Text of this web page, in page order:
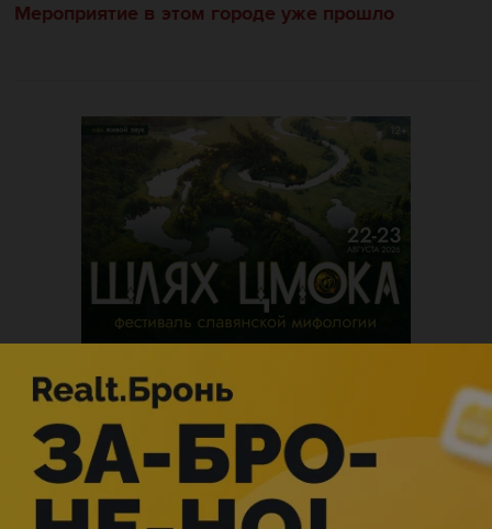
Мероприятие в этом городе уже прошло
Описание
Встречайте на сцене Stand Up Comedy Hall!